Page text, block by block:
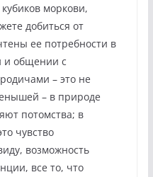
моркови,
добиться от
ее потребности в
и общении с
– это не
– в природе
потомства; в
чувство
возможность
все то, что